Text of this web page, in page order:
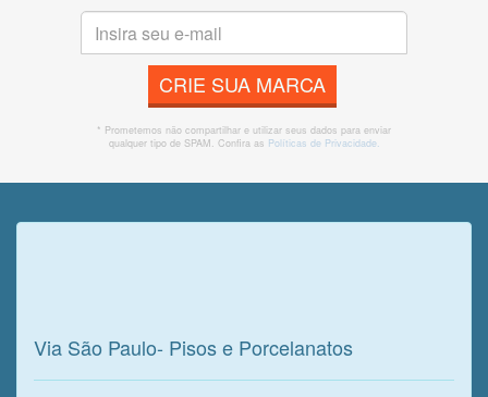
CRIE SUA MARCA
* Prometemos não compartilhar e utilizar seus dados para enviar
qualquer tipo de SPAM. Confira as Políticas de Privacidade.
Via São Paulo- Pisos e Porcelanatos